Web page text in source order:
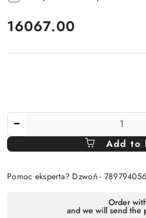
price:
16067.00
Of
Add to
Pomoc eksperta? Dzwoń - 789794056
Order
and we will send the